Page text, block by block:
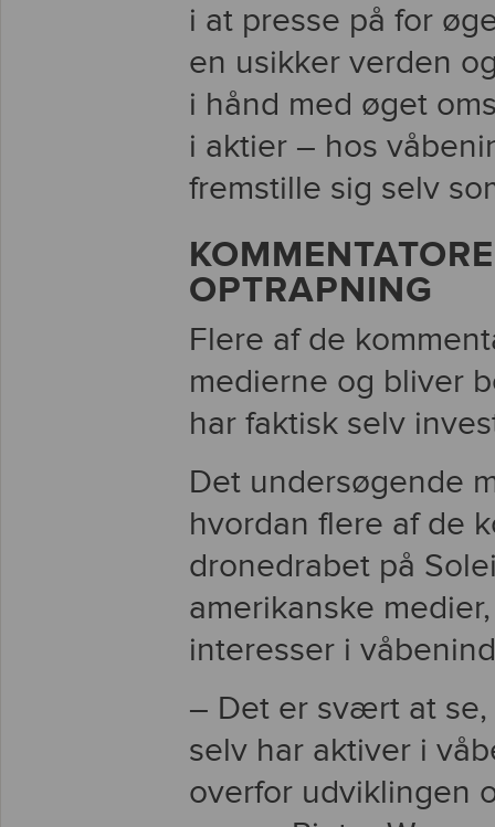
i at presse på for
en usikker verden
i hånd med øget
i aktier – hos
fremstille sig selv
OPTRAPNING
Flere af de
medierne og bliver
har faktisk selv
Det undersøgende
hvordan flere af de
dronedrabet på
amerikanske
interesser i
– Det er svært at
selv har aktiver i
overfor udviklingen